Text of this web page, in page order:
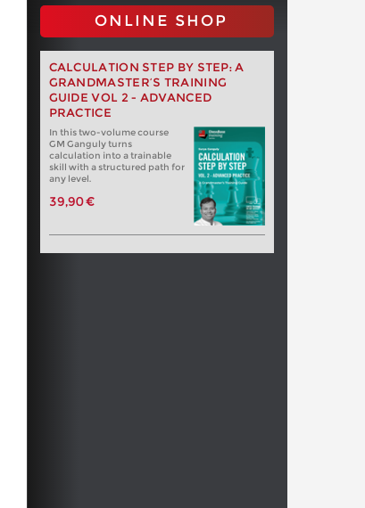
ONLINE SHOP
CALCULATION STEP BY STEP: A
GRANDMASTER’S TRAINING
GUIDE VOL 2 - ADVANCED
PRACTICE
In this two-volume course
GM Ganguly turns
calculation into a trainable
skill with a structured path for
any level.
39,90 €